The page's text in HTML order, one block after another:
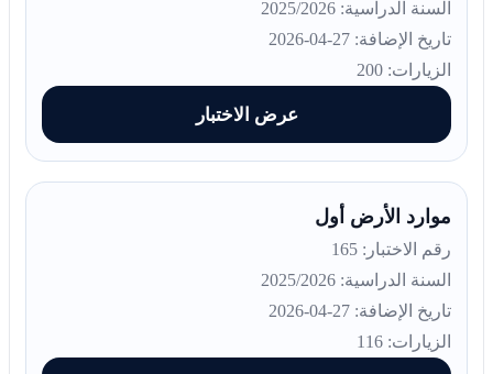
السنة الدراسية: 2025/2026
تاريخ الإضافة: 27-04-2026
الزيارات: 200
عرض الاختبار
موارد الأرض أول
رقم الاختبار: 165
السنة الدراسية: 2025/2026
تاريخ الإضافة: 27-04-2026
الزيارات: 116